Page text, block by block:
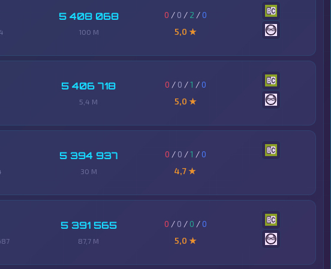
5 408 068
100 M
0 / 0 / 2 /0
5,0 ★
5 406 718
5,4 M
0 / 0 /1 /0
5,0 ★
5 394 937
30 M
0 / 0 /1 /0
4,7 ★
5 391 565
87,7 M
0 / 0 / 0 /0
5,0 ★